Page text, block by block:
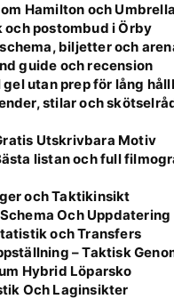
Hamilton och
postombud i Örby
biljetter och
guide och recension
gel utan prep för lång
stilar och
Utskrivbara Motiv
listan och full
och Taktikinsikt
Och Uppdatering
och Transfers
– Taktisk
Hybrid Löparsko
Och Laginsikter